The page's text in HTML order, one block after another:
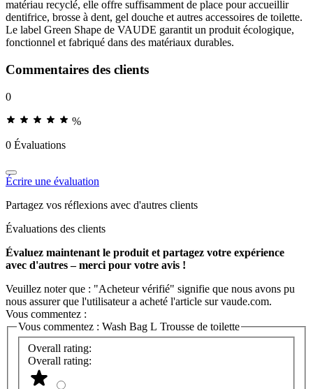
matériau recyclé, elle offre suffisamment de place pour accueillir
dentifrice, brosse à dent, gel douche et autres accessoires de toilette.
Le label Green Shape de VAUDE garantit un produit écologique,
fonctionnel et fabriqué dans des matériaux durables.
Commentaires des clients
0
%
0 Évaluations
Écrire une évaluation
Partagez vos réflexions avec d'autres clients
Évaluations des clients
Évaluez maintenant le produit et partagez votre expérience
avec d'autres – merci pour votre avis !
Veuillez noter que : "Acheteur vérifié" signifie que nous avons pu
nous assurer que l'utilisateur a acheté l'article sur vaude.com.
Vous commentez :
Vous commentez : Wash Bag L Trousse de toilette
Overall rating:
Overall rating: